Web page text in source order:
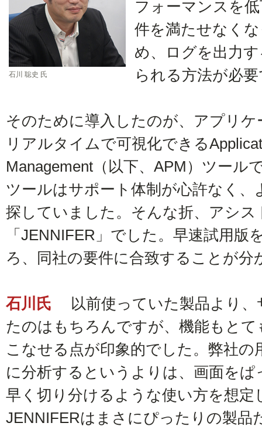
石川 聡史 氏
フォーマンスを
件を満たせなく
め、ログを出力
られる方法が必
そのために導入したのが、アプリ
リアルタイムで可視化できる
Management（以下、APM）ツール
ツールはサポート体制が心許なく
探していました。そんな折、アシ
「JENNIFER」でした。早速試用版
ろ、同社の要件に合致することが分
石川氏
以前使っていた製品より、
たのはもちろんですが、機能もと
こなせる点が印象的でした。弊社の
に分析するというよりは、画面を
早く切り分けるような使い方を想定
JENNIFERはまさにぴったりの製品